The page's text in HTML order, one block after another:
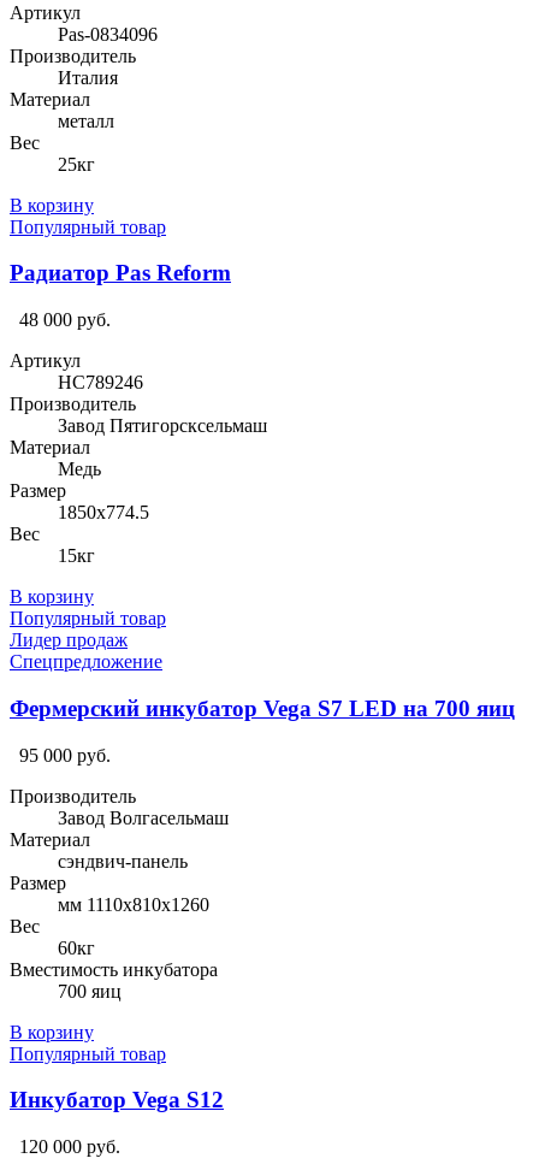
Артикул
Pas-0834096
Производитель
Италия
Материал
металл
Вес
25кг
В корзину
Популярный товар
Радиатор Pas Reform
48 000 руб.
Артикул
HC789246
Производитель
Завод Пятигорсксельмаш
Материал
Медь
Размер
1850х774.5
Вес
15кг
В корзину
Популярный товар
Лидер продаж
Спецпредложение
Фермерский инкубатор Vega S7 LED на 700 яиц
95 000 руб.
Производитель
Завод Волгасельмаш
Материал
сэндвич-панель
Размер
мм 1110х810х1260
Вес
60кг
Вместимость инкубатора
700 яиц
В корзину
Популярный товар
Инкубатор Vega S12
120 000 руб.